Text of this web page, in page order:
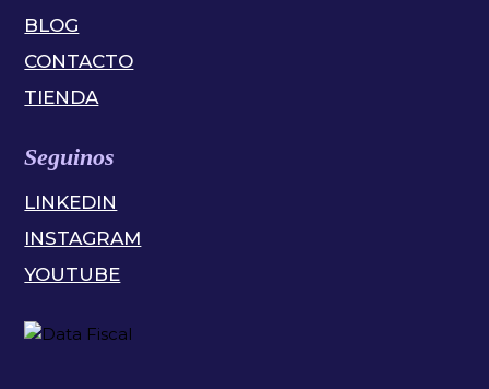
BLOG
CONTACTO
TIENDA
Seguinos
LINKEDIN
INSTAGRAM
YOUTUBE